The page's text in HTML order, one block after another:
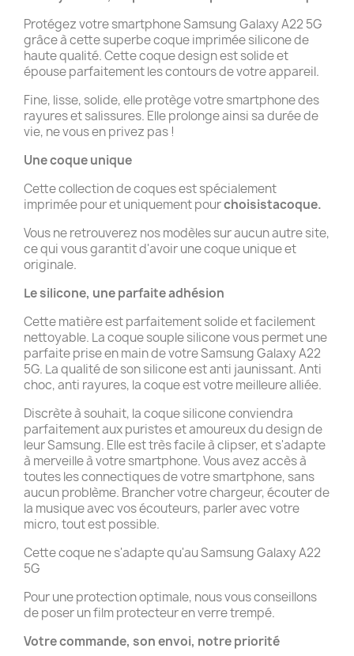
Protégez votre smartphone Samsung Galaxy A22 5G
grâce à cette superbe coque imprimée silicone de
haute qualité. Cette coque design est solide et
épouse parfaitement les contours de votre appareil.
Fine, lisse, solide, elle protège votre smartphone des
rayures et salissures. Elle prolonge ainsi sa durée de
vie, ne vous en privez pas !
Une coque unique
Cette collection de coques est spécialement
imprimée pour et uniquement pourchoisistacoque.
Vous ne retrouverez nos modèles sur aucun autre site,
ce qui vous garantit d'avoir une coque unique et
originale.
Le silicone, une parfaite adhésion
Cette matière est parfaitement solide et facilement
nettoyable. La coque souple silicone vous permet une
parfaite prise en main de votre Samsung Galaxy A22
5G. La qualité de son silicone est anti jaunissant. Anti
choc, anti rayures, la coque est votre meilleure alliée.
Discrète à souhait, la coque silicone conviendra
parfaitement aux puristes et amoureux du design de
leur Samsung. Elle est très facile à clipser, et s'adapte
à merveille à votre smartphone. Vous avez accès à
toutes les connectiques de votre smartphone, sans
aucun problème. Brancher votre chargeur, écouter de
la musique avec vos écouteurs, parler avec votre
micro, tout est possible.
Cette coque ne s'adapte qu'au Samsung Galaxy A22
5G
Pour une protection optimale, nous vous conseillons
de poser un film protecteur en verre trempé.
Votre commande, son envoi, notre priorité